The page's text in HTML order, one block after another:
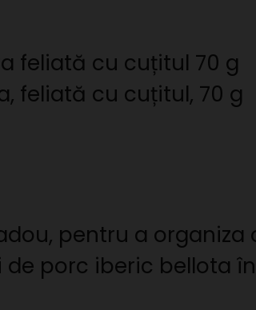
feliată cu cuțitul 70 g
feliată cu cuțitul, 70 g
pentru a
porc iberic bellota